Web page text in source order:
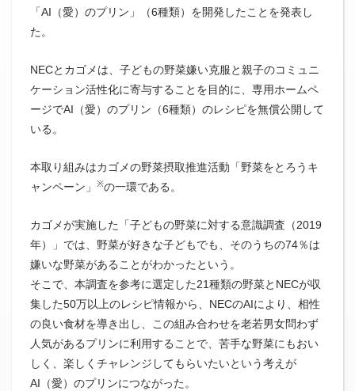
「AI（愛）のプリン」（6種類）を開発したことを発表し
た。
NECとカゴメは、子どもの野菜嫌い克服と親子のコミュニ
ケーション活性化に寄与することを目的に、専用ホームペ
ージでAI（愛）のプリン（6種類）のレシピを無償公開して
いる。
本取り組みはカゴメの野菜摂取推進活動「野菜をとろうキ
ャンペーン」
※の一環である。
カゴメが実施した「子どもの野菜に対する意識調査（2019
年）」では、野菜が好きな子どもでも、そのうちの74％は
嫌いな野菜があることがわかったという。
そこで、本調査を参考に選定した21種類の野菜とNECが収
集した50万以上のレシピ情報から、NECのAIにより、相性
の良い食材を導き出し、この組み合わせを老若男女問わず
人気があるプリンに利用することで、苦手な野菜にもおい
しく、楽しくチャレンジしてもらいたいという考えが
AI（愛）のプリンにつながった。